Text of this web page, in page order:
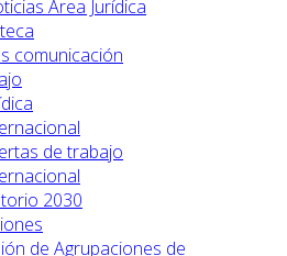
Area Jurídica
comunicación
de trabajo
2030
de Agrupaciones de